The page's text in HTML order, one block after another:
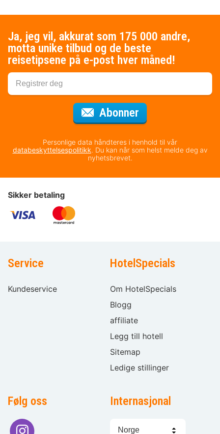
Ja, jeg vil, akkurat som 175 000 andre,
motta unike tilbud og de beste
reisetipsene på e-post hver måned!
Abonner
Personlige data håndteres i henhold til vår
databeskyttelsespolitikk. Du kan når som helst melde deg av
nyhetsbrevet.
Sikker betaling
Service
Kundeservice
HotelSpecials
Om HotelSpecials
Blogg
affiliate
Legg till hotell
Sitemap
Ledige stillinger
Følg oss Internasjonal